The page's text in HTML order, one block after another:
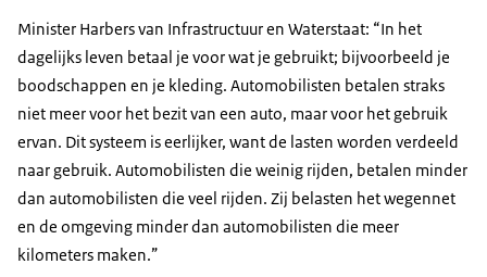
Minister Harbers van Infrastructuur en Waterstaat: “In het
dagelijks leven betaal je voor wat je gebruikt; bijvoorbeeld je
boodschappen en je kleding. Automobilisten betalen straks
niet meer voor het bezit van een auto, maar voor het gebruik
ervan. Dit systeem is eerlijker, want de lasten worden verdeeld
naar gebruik. Automobilisten die weinig rijden, betalen minder
dan automobilisten die veel rijden. Zij belasten het wegennet
en de omgeving minder dan automobilisten die meer
kilometers maken.”